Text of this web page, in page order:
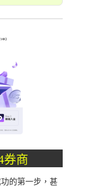
券商
的第一步，甚